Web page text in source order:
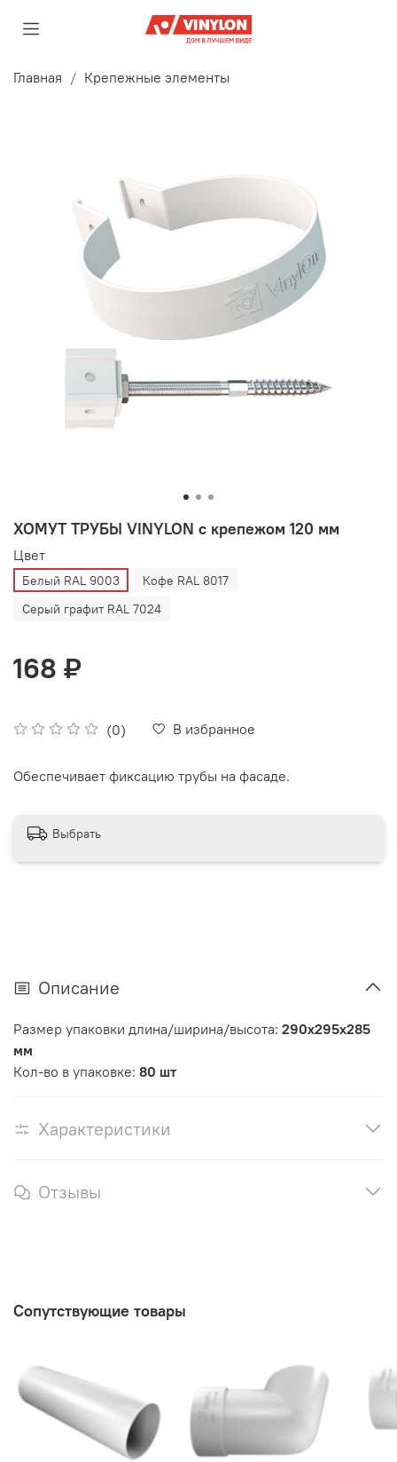
Главная Крепежные элементы
ХОМУТ ТРУБЫ VINYLON с крепежом 120 мм
(0) В избранное
Цвет
Белый RAL 9003
Кофе RAL 8017
Серый графит RAL 7024
168 ₽
Обеспечивает фиксацию трубы на фасаде.
Выбрать
Описание
Размер упаковки длина/ширина/высота: 290х295х285
мм
Кол-во в упаковке: 80 шт
Характеристики
Отзывы
Сопутствующие товары